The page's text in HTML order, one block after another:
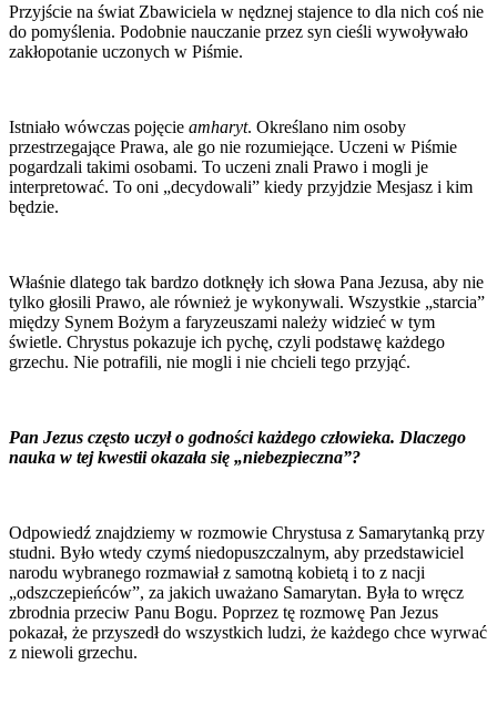
Przyjście na świat Zbawiciela w nędznej stajence to dla nich coś nie
do pomyślenia. Podobnie nauczanie przez syn cieśli wywoływało
zakłopotanie uczonych w Piśmie.
Istniało wówczas pojęcie amharyt. Określano nim osoby
przestrzegające Prawa, ale go nie rozumiejące. Uczeni w Piśmie
pogardzali takimi osobami. To uczeni znali Prawo i mogli je
interpretować. To oni „decydowali” kiedy przyjdzie Mesjasz i kim
będzie.
Właśnie dlatego tak bardzo dotknęły ich słowa Pana Jezusa, aby nie
tylko głosili Prawo, ale również je wykonywali. Wszystkie „starcia”
między Synem Bożym a faryzeuszami należy widzieć w tym
świetle. Chrystus pokazuje ich pychę, czyli podstawę każdego
grzechu. Nie potrafili, nie mogli i nie chcieli tego przyjąć.
Pan Jezus często uczył o godności każdego człowieka. Dlaczego
nauka w tej kwestii okazała się „niebezpieczna”?
Odpowiedź znajdziemy w rozmowie Chrystusa z Samarytanką przy
studni. Było wtedy czymś niedopuszczalnym, aby przedstawiciel
narodu wybranego rozmawiał z samotną kobietą i to z nacji
„odszczepieńców”, za jakich uważano Samarytan. Była to wręcz
zbrodnia przeciw Panu Bogu. Poprzez tę rozmowę Pan Jezus
pokazał, że przyszedł do wszystkich ludzi, że każdego chce wyrwać
z niewoli grzechu.